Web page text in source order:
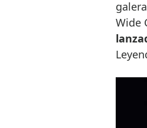
Wide